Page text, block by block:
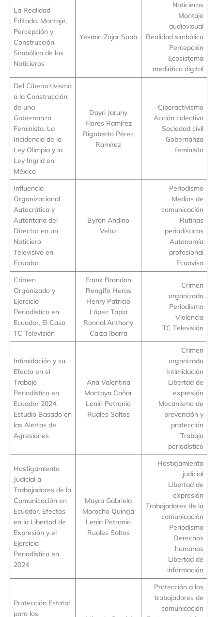
La Realidad
Editada. Montaje,
Percepción y
Construcción
Simbólica de los
Noticieros
Yesmin Zajar Saab
Noticieros
Montaje
audiovisual
Realidad simbólica
Percepción
Ecosistema
mediático digital
Del Ciberactivismo
a la Construcción
de una
Gobernanza
Feminista. La
Incidencia de la
Ley Olimpia y la
Ley Ingrid en
México
Dayri Jaruny
Flores Ramírez
Rigoberto Pérez
Ramírez
Ciberactivismo
Acción colectiva
Sociedad civil
Gobernanza
feminista
Influencia
Organizacional
Autocrática y
Autoritaria del
Director en un
Noticiero
Televisivo en
Ecuador
Byron Andino
Veloz
Periodismo
Medios de
comunicación
Rutinas
periodísticas
Autonomía
profesional
Ecuavisa
Crimen
Organizado y
Ejercicio
Periodístico en
Ecuador. El Caso
TC Televisión
Frank Brandon
Rengifo Heras
Henry Patricio
López Tapia
Ronnal Anthony
Caiza Ibarra
Crimen
organizado
Periodismo
Violencia
TC Televisión
Intimidación y su
Efecto en el
Trabajo
Periodístico en
Ecuador 2024.
Estudio Basado en
las Alertas de
Agresiones
Ana Valentina
Montoya Cañar
Lenin Petronio
Ruales Saltos
Crimen
organizado
Intimidación
Libertad de
expresión
Mecanismo de
prevención y
protección
Trabajo
periodístico
Hostigamiento
Judicial a
Trabajadores de la
Comunicación en
Ecuador. Efectos
en la Libertad de
Expresión y el
Ejercicio
Periodístico en
2024
Mayra Gabriela
Morocho Quinga
Lenin Petronio
Ruales Saltos
Hostigamiento
judicial
Libertad de
expresión
Trabajadores de la
comunicación
Periodismo
Derechos
humanos
Libertad de
información
Protección Estatal
para los
Protección a los
trabajadores de
comunicación